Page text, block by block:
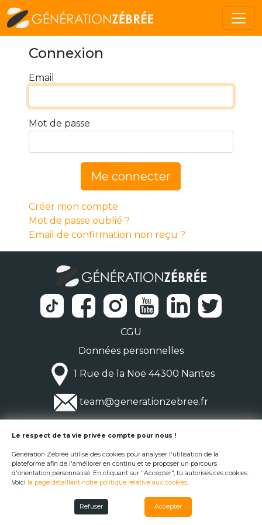
Connexion
Email
Mot de passe
Me connecter
Créer mon compte
Mot de passe oublié ?
Email de confirmation non reçu ?
CGU
Données personnelles
1 Rue de la Noë 44300 Nantes
team@generationzebree.fr
© Génération Zébrée 2026
Le respect de ta vie privée compte pour nous !
Génération Zébrée utilise des cookies pour analyser l'utilisation de la
plateforme afin de l'améliorer en continu et te proposer un parcours
d'orientation personnalisé. En cliquant sur "Accepter", tu autorises ces cookies.
Voici la page détaillant notre politique relative aux cookies.
Refuser Accepter